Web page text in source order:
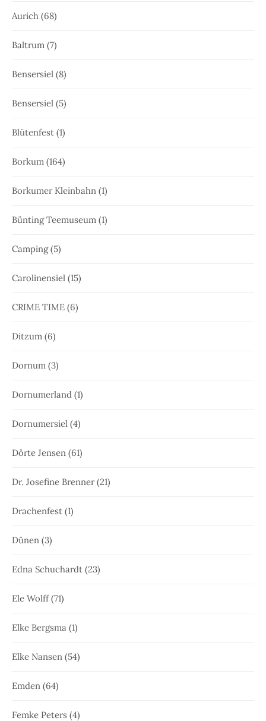
Aurich (68)
Baltrum (7)
Bensersiel (8)
Bensersiel (5)
Blütenfest (1)
Borkum (164)
Borkumer Kleinbahn (1)
Bünting Teemuseum (1)
Camping(5)
Carolinensiel (15)
CRIME TIME (6)
Ditzum (6)
Dornum (3)
Dornumerland (1)
Dornumersiel (4)
Dörte Jensen (61)
Dr. Josefine Brenner(21)
Drachenfest (1)
Dünen (3)
Edna Schuchardt (23)
Ele Wolff(71)
Elke Bergsma (1)
Elke Nansen (54)
Emden (64)
Femke Peters (4)